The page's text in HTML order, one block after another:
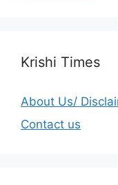
Krishi Times
About Us/
Contact us